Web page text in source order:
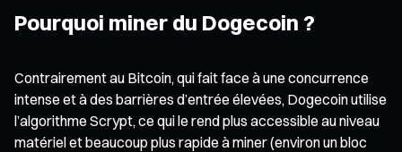
Pourquoi miner du Dogecoin ?
Contrairement au Bitcoin, qui fait face à une concurrence
intense et à des barrières d’entrée élevées, Dogecoin utilise
l’algorithme Scrypt, ce qui le rend plus accessible au niveau
matériel et beaucoup plus rapide à miner (environ un bloc